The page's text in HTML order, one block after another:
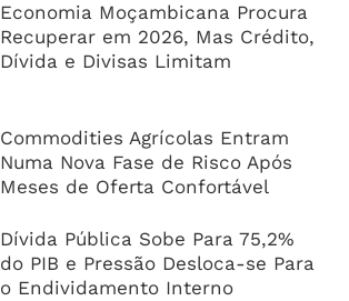
Economia Moçambicana Procura
Recuperar em 2026, Mas Crédito,
Dívida e Divisas Limitam
Commodities Agrícolas Entram
Numa Nova Fase de Risco Após
Meses de Oferta Confortável
Dívida Pública Sobe Para 75,2%
do PIB e Pressão Desloca-se Para
o Endividamento Interno